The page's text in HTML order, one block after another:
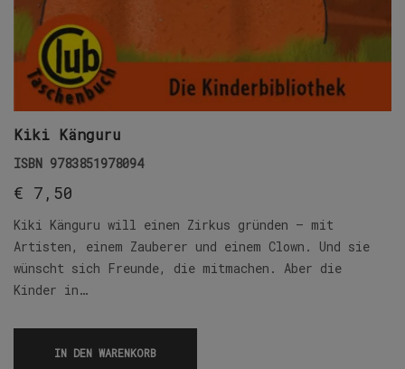
Kiki Känguru
ISBN 9783851978094
€ 7,50
Kiki Känguru will einen Zirkus gründen – mit
Artisten, einem Zauberer und einem Clown. Und sie
wünscht sich Freunde, die mitmachen. Aber die
Kinder in…
IN DEN WARENKORB